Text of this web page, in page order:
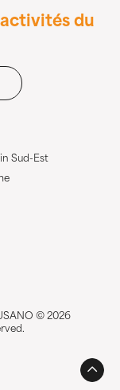
activités du
Sud-Est
© 2026